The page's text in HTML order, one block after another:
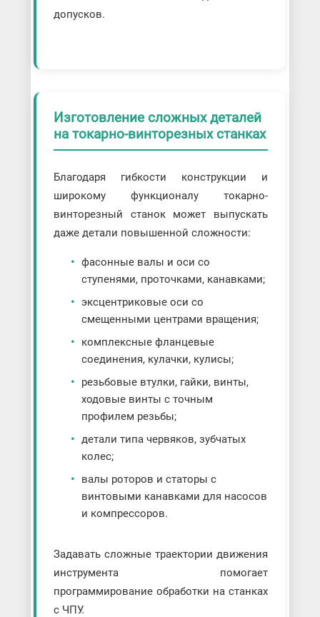
допусков.
Изготовление сложных деталей
на токарно-винторезных станках
Благодаря гибкости конструкции и
широкому функционалу токарно-
винторезный станок может выпускать
даже детали повышенной сложности:
фасонные валы и оси со
ступенями, проточками, канавками;
эксцентриковые оси со
смещенными центрами вращения;
комплексные фланцевые
соединения, кулачки, кулисы;
резьбовые втулки, гайки, винты,
ходовые винты с точным
профилем резьбы;
детали типа червяков, зубчатых
колес;
валы роторов и статоры с
винтовыми канавками для насосов
и компрессоров.
Задавать сложные траектории движения
инструмента помогает
программирование обработки на станках
с ЧПУ.